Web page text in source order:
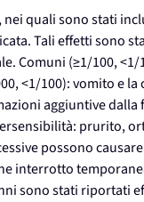
quali sono stati
Tali effetti sono
Comuni (≥1/100,
<1/100): vomito e
aggiuntive
prurito,
possono
interrotto
sono stati riportati